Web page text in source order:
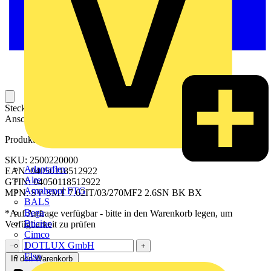
Adaptaflex
Alre
Amphenol FTG
BALS
Bega
Bticino
Cimco
DOTLUX GmbH
Elso
Steckbarer Leiterplatten-Anschluss mit innovatiever
Anschlusstechnologie für eine sichere und intuitive Handhabung.
Produktkennzeichen
SKU: 2500220000
EAN: 04050118512922
GTIN: 04050118512922
MPN: SV-SMT 7.62IT/03/270MF2 2.6SN BK BX
*Auf Anfrage verfügbar - bitte in den Warenkorb legen, um
Verfügbarkeit zu prüfen
−
+
In den Warenkorb